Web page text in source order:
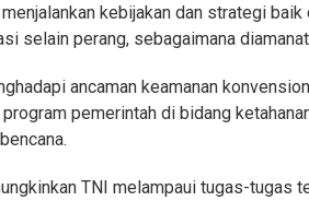
kebijakan dan strategi
selain perang, sebagaimana
ancaman keamanan
pemerintah di bidang
TNI melampaui tugas-tugas